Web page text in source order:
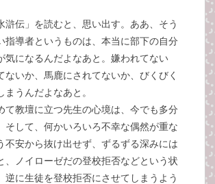
滸伝」を読むと、思い出す。ああ、そう
指導者というものは、本当に部下の自分
気になるんだよなあと。嫌われてない
ないか、馬鹿にされてないか、びくびく
まうんだよなあと。
て教壇に立つ先生の心境は、今でも多分
そして、何かいろいろ不幸な偶然が重な
不安から抜け出せず、ずるずる深みには
、ノイローゼだの登校拒否などという状
逆に生徒を登校拒否にさせてしまうよう